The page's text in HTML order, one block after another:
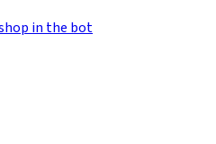
in the bot